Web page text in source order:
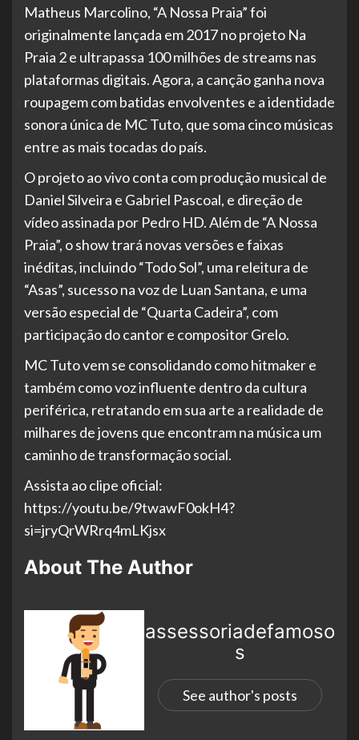
Matheus Marcolino, “A Nossa Praia” foi
originalmente lançada em 2017 no projeto Na
Praia 2 e ultrapassa 100 milhões de streams nas
plataformas digitais. Agora, a canção ganha nova
roupagem com batidas envolventes e a identidade
sonora única de MC Tuto, que soma cinco músicas
entre as mais tocadas do país.
O projeto ao vivo conta com produção musical de
Daniel Silveira e Gabriel Pascoal, e direção de
vídeo assinada por Pedro HD. Além de “A Nossa
Praia”, o show trará novas versões e faixas
inéditas, incluindo “Todo Sol”, uma releitura de
“Asas”, sucesso na voz de Luan Santana, e uma
versão especial de “Quarta Cadeira”, com
participação do cantor e compositor Grelo.
MC Tuto vem se consolidando como hitmaker e
também como voz influente dentro da cultura
periférica, retratando em sua arte a realidade de
milhares de jovens que encontram na música um
caminho de transformação social.
Assista ao clipe oficial:
https://youtu.be/9twawF0okH4?
si=jryQrWRrq4mLKjsx
About The Author
assessoriadefamoso
s
See author's posts